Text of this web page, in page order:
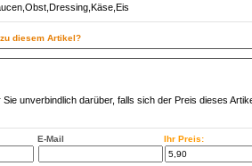
diesem Artikel?
unverbindlich darüber, falls sich der Preis dieses
E-Mail Ihr Preis: